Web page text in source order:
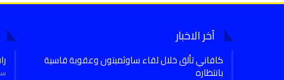
آخر الاخبار
كافاني تألق خلال لقاء ساوثمبتون وعقوبة قاسية
بانتظاره